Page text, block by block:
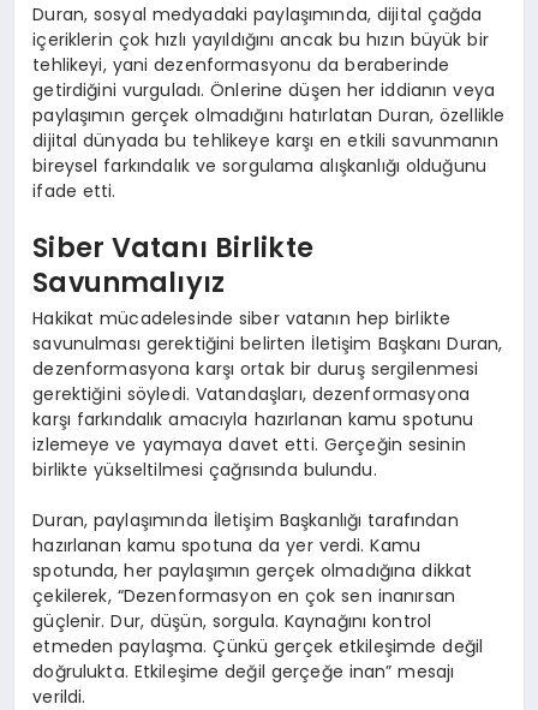
Duran, sosyal medyadaki paylaşımında, dijital çağda
içeriklerin çok hızlı yayıldığını ancak bu hızın büyük bir
tehlikeyi, yani dezenformasyonu da beraberinde
getirdiğini vurguladı. Önlerine düşen her iddianın veya
paylaşımın gerçek olmadığını hatırlatan Duran, özellikle
dijital dünyada bu tehlikeye karşı en etkili savunmanın
bireysel farkındalık ve sorgulama alışkanlığı olduğunu
ifade etti.
Siber Vatanı Birlikte
Savunmalıyız
Hakikat mücadelesinde siber vatanın hep birlikte
savunulması gerektiğini belirten İletişim Başkanı Duran,
dezenformasyona karşı ortak bir duruş sergilenmesi
gerektiğini söyledi. Vatandaşları, dezenformasyona
karşı farkındalık amacıyla hazırlanan kamu spotunu
izlemeye ve yaymaya davet etti. Gerçeğin sesinin
birlikte yükseltilmesi çağrısında bulundu.
Duran, paylaşımında İletişim Başkanlığı tarafından
hazırlanan kamu spotuna da yer verdi. Kamu
spotunda, her paylaşımın gerçek olmadığına dikkat
çekilerek, “Dezenformasyon en çok sen inanırsan
güçlenir. Dur, düşün, sorgula. Kaynağını kontrol
etmeden paylaşma. Çünkü gerçek etkileşimde değil
doğrulukta. Etkileşime değil gerçeğe inan” mesajı
verildi.